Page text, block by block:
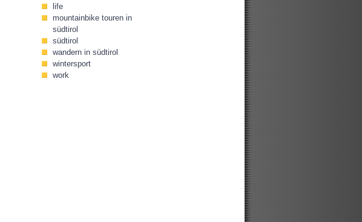
life
mountainbike touren in
südtirol
südtirol
wandern in südtirol
wintersport
work